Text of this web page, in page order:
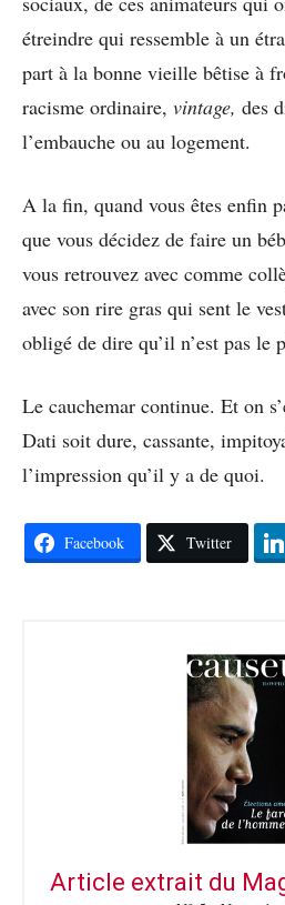
étreindre qui ressemble à un
part à la bonne vieille bêtise à
racisme ordinaire, vintage, des
l’embauche ou au logement.
A la fin, quand vous êtes enfin
que vous décidez de faire un
vous retrouvez avec comme
avec son rire gras qui sent le
obligé de dire qu’il n’est pas le
Le cauchemar continue. Et on
Dati soit dure, cassante,
l’impression qu’il y a de quoi.
Facebook Twitter
Article extrait du